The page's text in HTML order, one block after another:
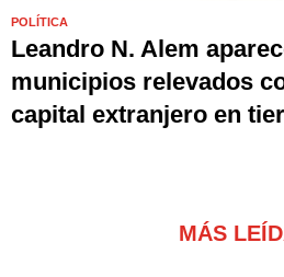
POLÍTICA
Leandro N. Alem
municipios relevados
capital extranjero en
MÁS